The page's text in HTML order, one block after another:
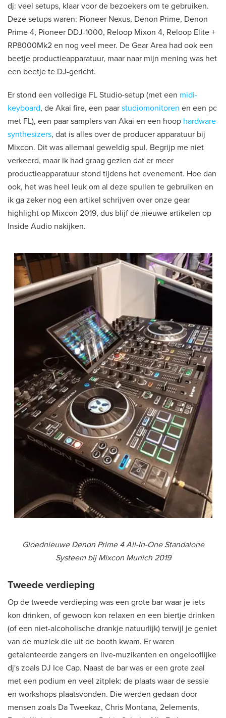
dj: veel setups, klaar voor de bezoekers om te gebruiken.
Deze setups waren: Pioneer Nexus, Denon Prime, Denon
Prime 4, Pioneer DDJ-1000, Reloop Mixon 4, Reloop Elite +
RP8000Mk2 en nog veel meer. De Gear Area had ook een
beetje productieapparatuur, maar naar mijn mening was het
een beetje te DJ-gericht.
Er stond een volledige FL Studio-setup (met een midi-
keyboard, de Akai fire, een paar studiomonitoren en een pc
met FL), een paar samplers van Akai en een hoop hardware-
synthesizers, dat is alles over de producer apparatuur bij
Mixcon. Dit was allemaal geweldig spul. Begrijp me niet
verkeerd, maar ik had graag gezien dat er meer
productieapparatuur stond tijdens het evenement. Hoe dan
ook, het was heel leuk om al deze spullen te gebruiken en
ik ga zeker nog een artikel schrijven over onze gear
highlight op Mixcon 2019, dus blijf de nieuwe artikelen op
Inside Audio nakijken.
Gloednieuwe Denon Prime 4 All-In-One Standalone
Systeem bij Mixcon Munich 2019
Tweede verdieping
Op de tweede verdieping was een grote bar waar je iets
kon drinken, of gewoon kon relaxen en een biertje drinken
(of een niet-alcoholische drankje natuurlijk) terwijl je geniet
van de muziek die uit de booth kwam. Er waren
getalenteerde zangers en live-muzikanten en ongelooflijke
dj's zoals DJ Ice Cap. Naast de bar was er een grote zaal
met een podium en veel zitplek: de plaats waar de sessie
en workshops plaatsvonden. Die werden gedaan door
mensen zoals Da Tweekaz, Chris Montana, 2elements,